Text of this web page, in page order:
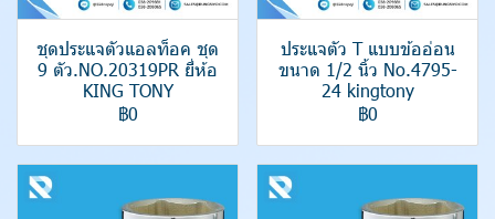
ชุดประแจตัวแอลท็อค ชุด
9 ตัว.NO.20319PR ยี่ห้อ
KING TONY
฿0
ประแจตัว T แบบข้ออ่อน
ขนาด 1/2 นิ้ว No.4795-
24 kingtony
฿0